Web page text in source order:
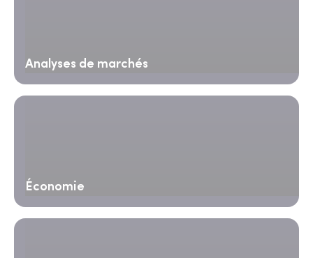
Analyses de marchés
Économie